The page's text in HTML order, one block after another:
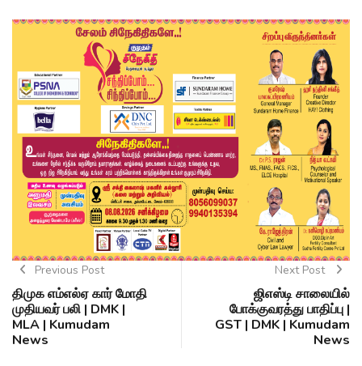
Previous Post
திமுக எம்எல்ஏ கார் மோதி
முதியவர் பலி | DMK |
MLA | Kumudam
News
Next Post
ஜிஎஸ்டி சாலையில்
போக்குவரத்து பாதிப்பு |
GST | DMK | Kumudam
News